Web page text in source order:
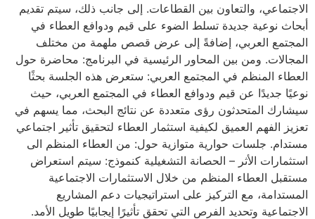
الاجتماعي، والتعاون بين القطاعات. إلى جانب ذلك، سيتم تقديم
أبحاث نوعية جديدة تسلط الضوء على قيم ودوافع العطاء في
المجتمع العربي، إضافةً إلى عرض قصص ملهمة من مختلف
المجالات. ومن بين المحاور الرئيسية في البرنامج: محاضرة حول
العطاء المنظم في المجتمع العربي: ستعرض هذه الجلسة بحثًا
نوعيًا جديدًا عن قيم ودوافع العطاء في المجتمع العربي، حيث
سيشارك المتحدثون رؤى متعددة عن نتائج البحث، مما يسهم في
تعزيز الفهم العميق لكيفية استثمار العطاء لتحقيق تأثير اجتماعي
مستدام. جلسات حوارية متوازية حول: من العطاء المنظم الى
استثمارات الأثر – الحصانة التشغيلية كنموذج: سيتم استعراض
مستقبل العطاء المنظم من خلال الاستثمارات الاجتماعية
المستدامة، مع التركيز على استراتيجيات دعم المشاريع
الاجتماعية وتحديد الفرص التي تحقق تأثيرًا إيجابيًا طويل الأمد.